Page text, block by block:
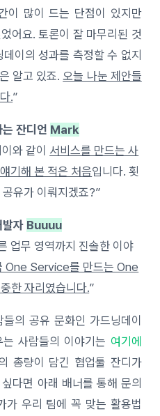
이 많이 드는 단점이 있지만
어요. 토론이 잘 마무리된 것
이의 성과를 측정할 수 없지
알고 있죠.오늘 나눈 제안들
.”
잔디언 Mark
와 같이 서비스를 만드는 사
기해 본 적은 처음입니다. 횟
유가 이뤄지겠죠?”
발자 Buuuu
업무 영역까지 진솔한 이야
One Service를 만드는 One
한 자리였습니다.”
의 공유 문화인 가드닝데이
사람들의 이야기는 여기에
총량이 담긴 협업툴 잔디가
다면 아래 배너를 통해 문의
가 우리 팀에 꼭 맞는 활용법